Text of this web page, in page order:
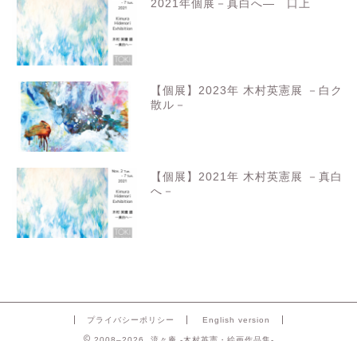
2021年個展－真白へ― 口上
【個展】2023年 木村英憲展 －白ク
散ル－
【個展】2021年 木村英憲展 －真白
へ－
プライバシーポリシー English version